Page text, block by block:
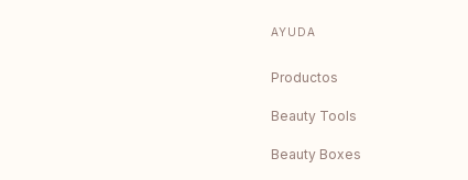
AYUDA
Productos
Beauty Tools
Beauty Boxes